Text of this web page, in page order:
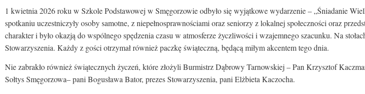
1 kwietnia 2026 roku w Szkole Podstawowej w Smęgorzowie odbyło się wyjątkowe wydarzenie – „Śniadanie
spotkaniu uczestniczyły osoby samotne, z niepełnosprawnościami oraz seniorzy z lokalnej społeczności oraz
charakter i było okazją do wspólnego spędzenia czasu w atmosferze życzliwości i wzajemnego szacunku. Na
Stowarzyszenia. Każdy z gości otrzymał również paczkę świąteczną, będącą miłym akcentem tego dnia.
Nie zabrakło również świątecznych życzeń, które złożyli Burmistrz Dąbrowy Tarnowskiej – Pan Krzysztof
Sołtys Smęgorzowa– pani Bogusława Bator, prezes Stowarzyszenia, pani Elżbieta Kaczocha.